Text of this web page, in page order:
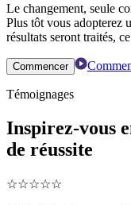
Le changement, seule
Plus tôt vous adopterez
résultats seront traités,
Commencer
Témoignages
Inspirez-vous
de réussite
☆☆☆☆☆